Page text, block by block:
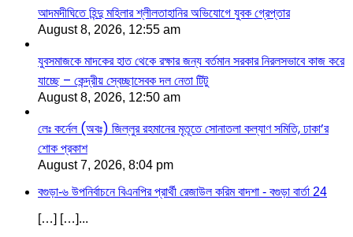
আদমদীঘিতে হিন্দু মহিলার শ্লীলতাহানির অভিযোগে যুবক গ্রেপ্তার
August 8, 2026, 12:55 am
যুবসমাজকে মাদকের হাত থেকে রক্ষার জন্য বর্তমান সরকার নিরলসভাবে কাজ করে
যাচ্ছে – কেন্দ্রীয় স্বেচ্ছাসেবক দল নেতা টিটু
August 8, 2026, 12:50 am
লেঃ কর্নেল (অবঃ) জিল্লুর রহমানের মৃতূতে সোনাতলা কল্যাণ সমিতি, ঢাকা’র
শোক প্রকাশ
August 7, 2026, 8:04 pm
বগুড়া-৬ উপনির্বাচনে বিএনপির প্রার্থী রেজাউল করিম বাদশা - বগুড়া বার্তা 24
[…] […]...